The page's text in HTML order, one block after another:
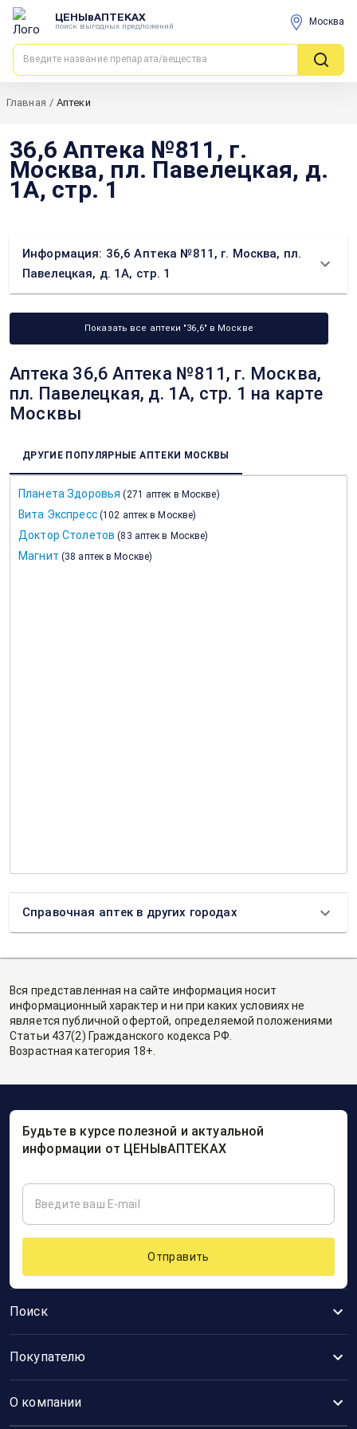
ЦЕНЫвАПТЕКАХ
поиск выгодных предложений Москва
Главная / Аптеки
36,6 Аптека №811, г.
Москва, пл. Павелецкая, д.
1А, стр. 1
Информация: 36,6 Аптека №811, г. Москва, пл.
Павелецкая, д. 1А, стр. 1
Показать все аптеки "36,6" в Москве
Аптека 36,6 Аптека №811, г. Москва,
пл. Павелецкая, д. 1А, стр. 1 на карте
Москвы
ДРУГИЕ ПОПУЛЯРНЫЕ АПТЕКИ МОСКВЫ
Планета Здоровья (271 аптек в Москве)
Вита Экспресс (102 аптек в Москве)
Доктор Столетов (83 аптек в Москве)
Магнит (38 аптек в Москве)
Справочная аптек в других городах
Вся представленная на сайте информация носит
информационный характер и ни при каких условиях не
является публичной офертой, определяемой положениями
Статьи 437(2) Гражданского кодекса РФ.
Возрастная категория 18+.
Поиск
Покупателю
О компании
Будьте в курсе полезной и актуальной
информации от ЦЕНЫвАПТЕКАХ
Отправить